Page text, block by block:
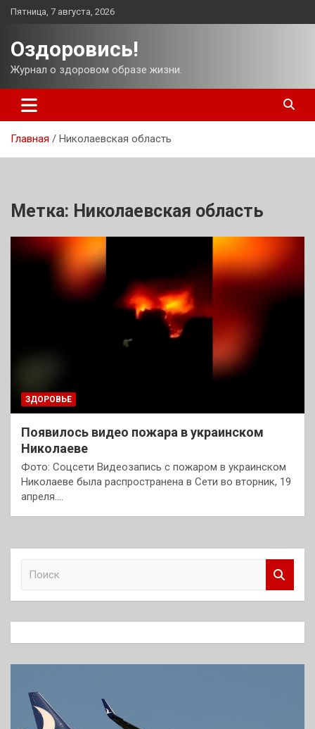
Перейти
Пятница, 7 августа, 2026
Оздоровись!
Журнал о здоровом образе жизни.
Главная Николаевская область
Метка: Николаевская область
ЗДОРОВЬЕ
Появилось видео пожара в украинском
Николаеве
Фото: Соцсети Видеозапись с пожаром в украинском
Николаеве была распространена в Сети во вторник, 19
апреля.…
к